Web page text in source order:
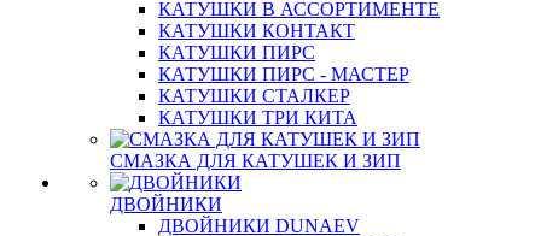
КАТУШКИ В АССОРТИМЕНТЕ
КАТУШКИ КОНТАКТ
КАТУШКИ ПИРС
КАТУШКИ ПИРС - МАСТЕР
КАТУШКИ СТАЛКЕР
КАТУШКИ ТРИ КИТА
СМАЗКА ДЛЯ КАТУШЕК И ЗИП
ДВОЙНИКИ
ДВОЙНИКИ DUNAEV